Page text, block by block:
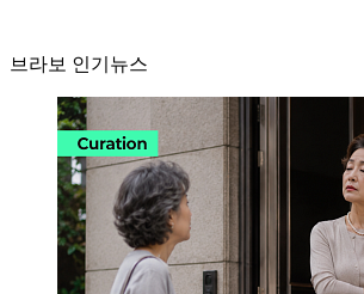
브라보 인기뉴스